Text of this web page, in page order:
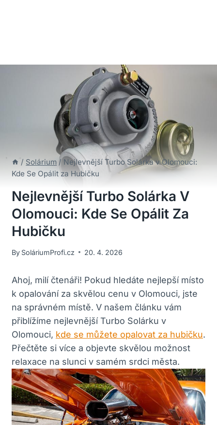
/ Solárium / Nejlevnější Turbo Solárka v Olomouci:
Kde Se Opálit za Hubičku
Nejlevnější Turbo Solárka V
Olomouci: Kde Se Opálit Za
Hubičku
By SoláriumProfi.cz 20. 4. 2026
Ahoj, milí čtenáři! Pokud hledáte nejlepší místo
k opalování za skvělou cenu v Olomouci, jste
na správném místě. V našem článku vám
přiblížíme nejlevnější Turbo Solárku v
Olomouci, kde se můžete opalovat za hubičku.
Přečtěte si více a objevte skvělou možnost
relaxace na slunci v samém srdci města.